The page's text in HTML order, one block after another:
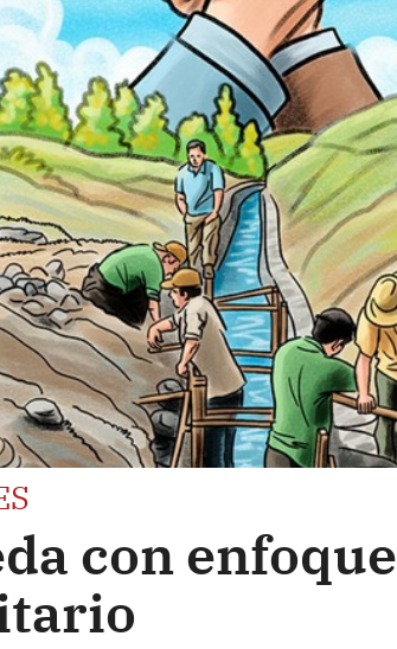
con enfoque